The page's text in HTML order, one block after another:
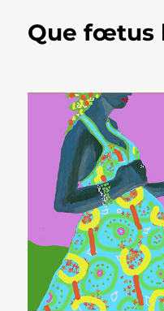
Que fœtus